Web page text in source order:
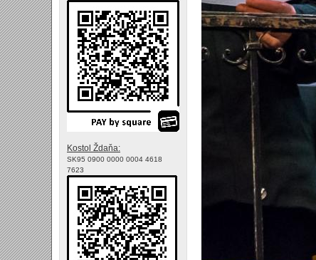
Kostol Ždaňa:
SK95 0900 0000 0004 4618
7623